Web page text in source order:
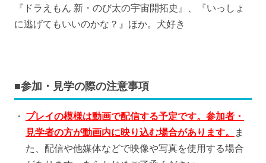
『ドラえもん 新・のび太の宇宙開拓史』、『いっしょ
に逃げてもいいのかな？』ほか。犬好き
■参加・見学の際の注意事項
プレイの模様は動画で配信する予定です。参加者・
見学者の方が動画内に映り込む場合があります。
ま
た、配信や他媒体などで映像や写真を使用する場合